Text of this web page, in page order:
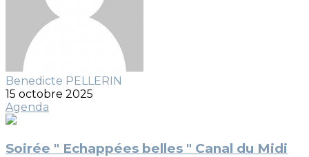
Benedicte PELLERIN
15 octobre 2025
Agenda
Soirée " Echappées belles " Canal du Midi